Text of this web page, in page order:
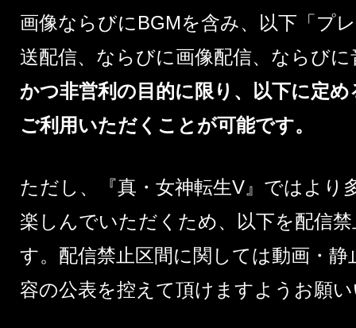
画像ならびにBGMを含み、以下「プ
送配信、ならびに画像配信、ならびに
かつ非営利の目的に限り、以下に定
ご利用いただくことが可能です。
ただし、『真・女神転生V』ではより
楽しんでいただくため、以下を配信
す。配信禁止区間に関しては動画・
容の公表を控えて頂けますようお願